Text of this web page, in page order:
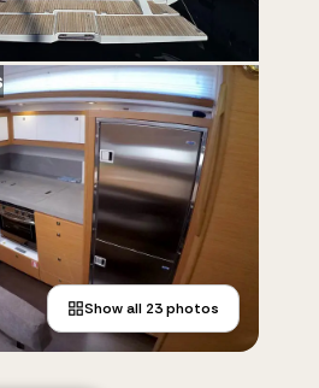
Show all 23photos